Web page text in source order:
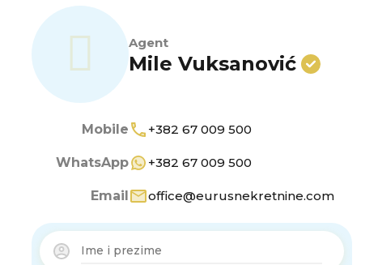
Agent
Mile Vuksanović
Mobile +382 67 009 500
WhatsApp +382 67 009 500
Email office@eurusnekretnine.com